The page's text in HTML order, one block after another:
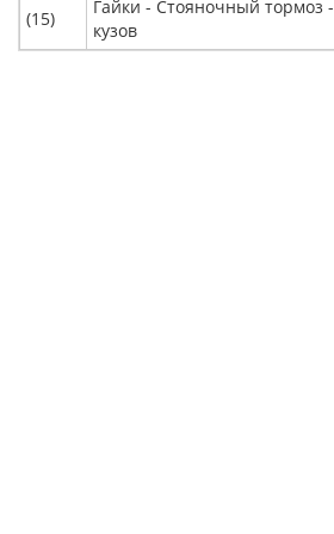
(15)
Гайки - Стояночный тормоз -
кузов